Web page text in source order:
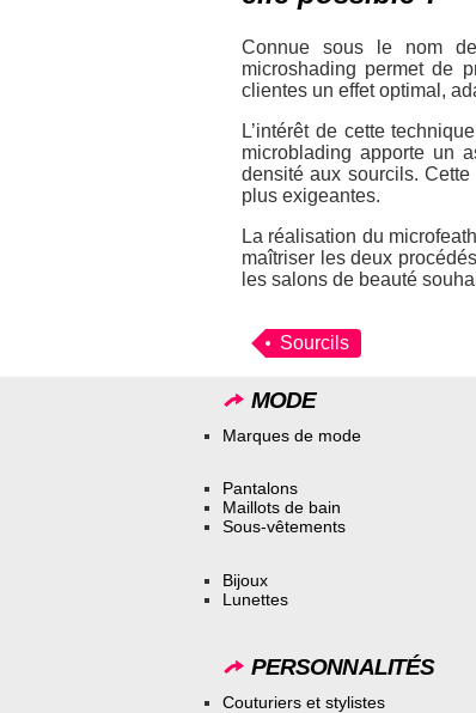
Connue sous le nom
microshading permet de
clientes un effet optimal,
L’intérêt de cette
microblading apporte un
densité aux sourcils.
plus exigeantes.
La réalisation du
maîtriser les deux
les salons de beauté
Sourcils
MODE
Marques de mode
Pantalons
Maillots de bain
Sous-vêtements
Bijoux
Lunettes
PERSONNALITÉS
Couturiers et stylistes